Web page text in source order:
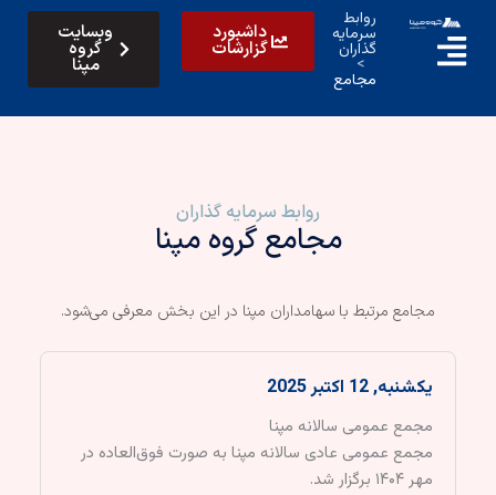
محتوا
روابط
سرمایه
گذاران
>
مجامع
داشبورد
گزارشات
وبسایت
گروه
مپنا
روابط سرمایه گذاران
مجامع گروه مپنا
مجامع مرتبط با سهامداران مپنا در این بخش معرفی می‌شود.
یکشنبه, 12 اکتبر 2025
مجمع عمومی سالانه مپنا
مجمع عمومی عادی سالانه مپنا به صورت فوق‌العاده در
مهر ۱۴۰۴ برگزار شد.